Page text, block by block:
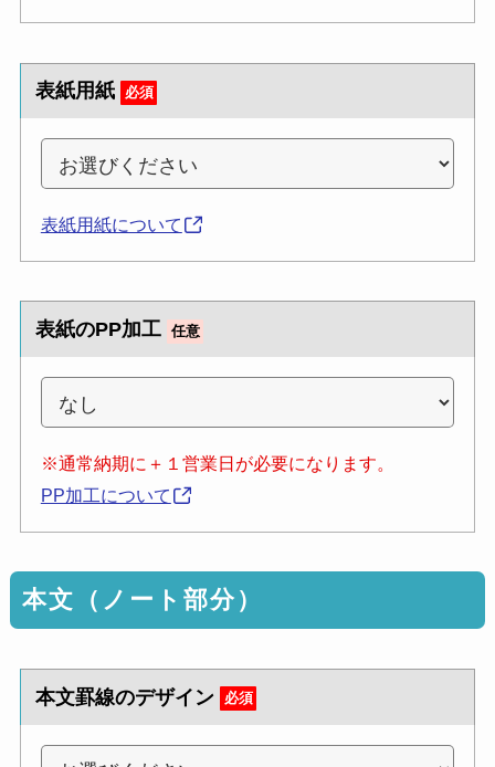
表紙用紙 必須
表紙用紙について
表紙のPP加工 任意
※通常納期に＋１営業日が必要になります。
PP加工について
本文（ノート部分）
本文罫線のデザイン 必須